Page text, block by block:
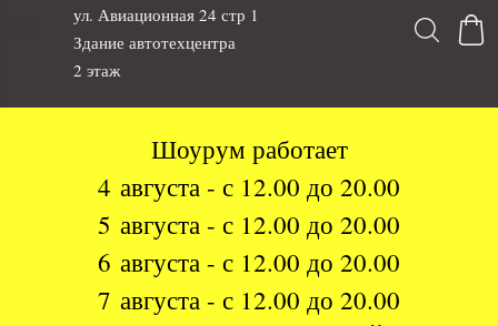
ул. Авиационная 24 стр 1
Здание автотехцентра
2 этаж
Шоурум работает
4 августа - с 12.00 до 20.00
5 августа - с 12.00 до 20.00
6 августа - с 12.00 до 20.00
7 августа - с 12.00 до 20.00